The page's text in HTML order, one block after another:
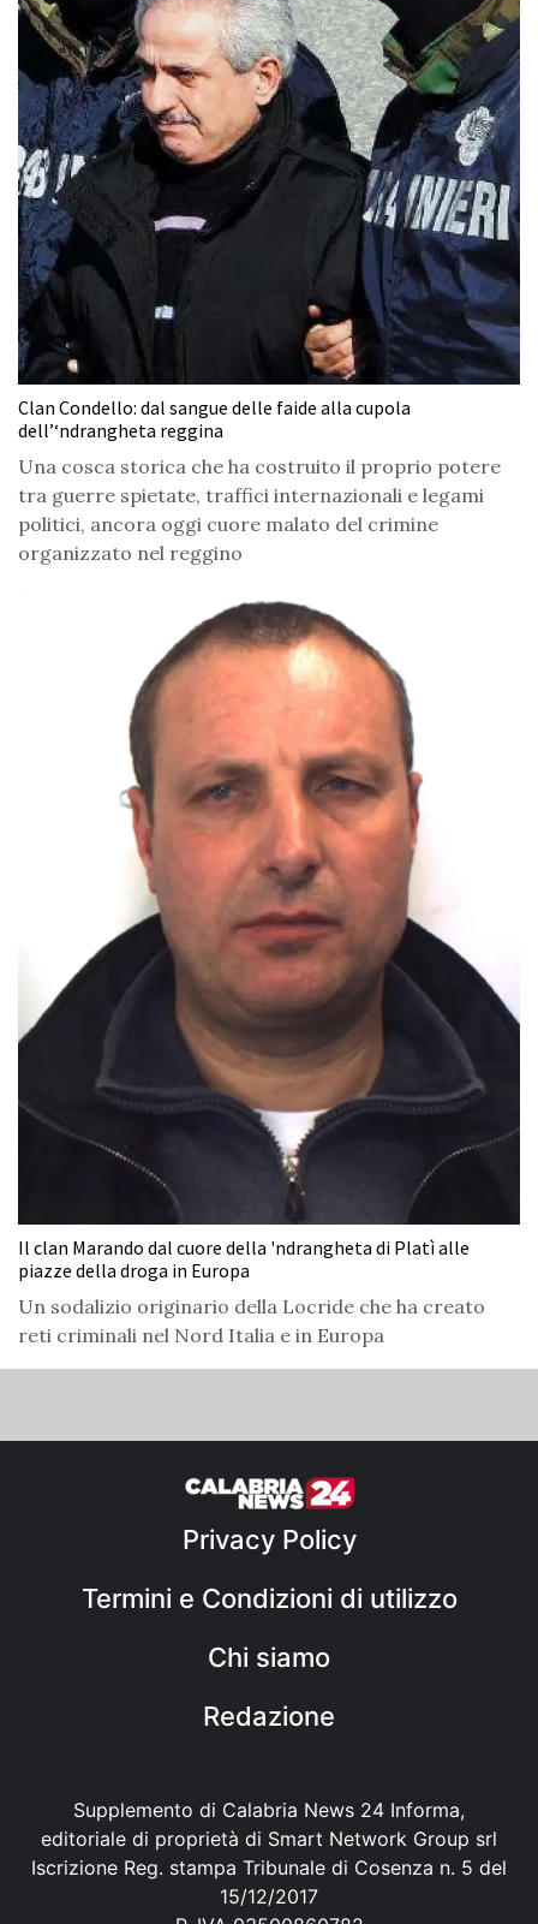
Clan Condello: dal sangue delle faide alla cupola
dell’‘ndrangheta reggina
Una cosca storica che ha costruito il proprio potere
tra guerre spietate, traffici internazionali e legami
politici, ancora oggi cuore malato del crimine
organizzato nel reggino
Il clan Marando dal cuore della 'ndrangheta di Platì alle
piazze della droga in Europa
Un sodalizio originario della Locride che ha creato
reti criminali nel Nord Italia e in Europa
Privacy Policy
Termini e Condizioni di utilizzo
Chi siamo
Redazione
Supplemento di Calabria News 24 Informa,
editoriale di proprietà di Smart Network Group srl
Iscrizione Reg. stampa Tribunale di Cosenza n. 5 del
15/12/2017